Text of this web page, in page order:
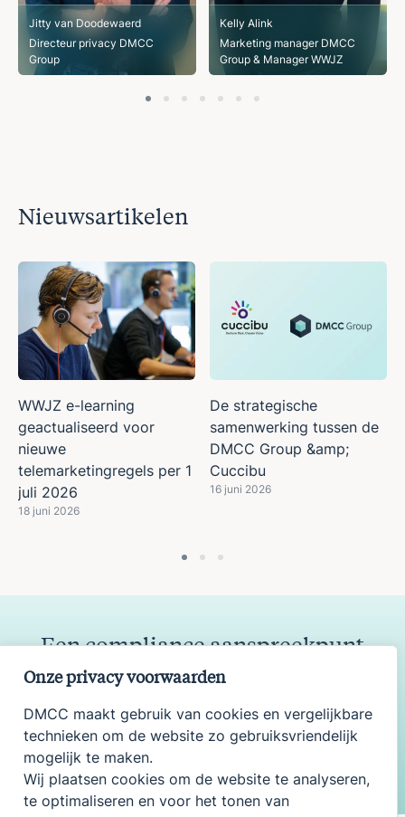
Onze privacy voorwaarden
DMCC maakt gebruik van cookies en vergelijkbare
technieken om de website zo gebruiksvriendelijk
mogelijk te maken.
Wij plaatsen cookies om de website te analyseren,
te optimaliseren en voor het tonen van
Jitty van Doodewaerd
Directeur privacy DMCC
Group
Kelly Alink
Marketing manager DMCC
Group & Manager WWJZ
Nieuwsartikelen
WWJZ e-learning
geactualiseerd voor
nieuwe
telemarketingregels per 1
juli 2026
18 juni 2026
De strategische
samenwerking tussen de
DMCC Group &amp;
Cuccibu
16 juni 2026
Een compliance aanspreekpunt
nodig binnen uw organisatie?
Schakel onze Remote Compliance Officer in!